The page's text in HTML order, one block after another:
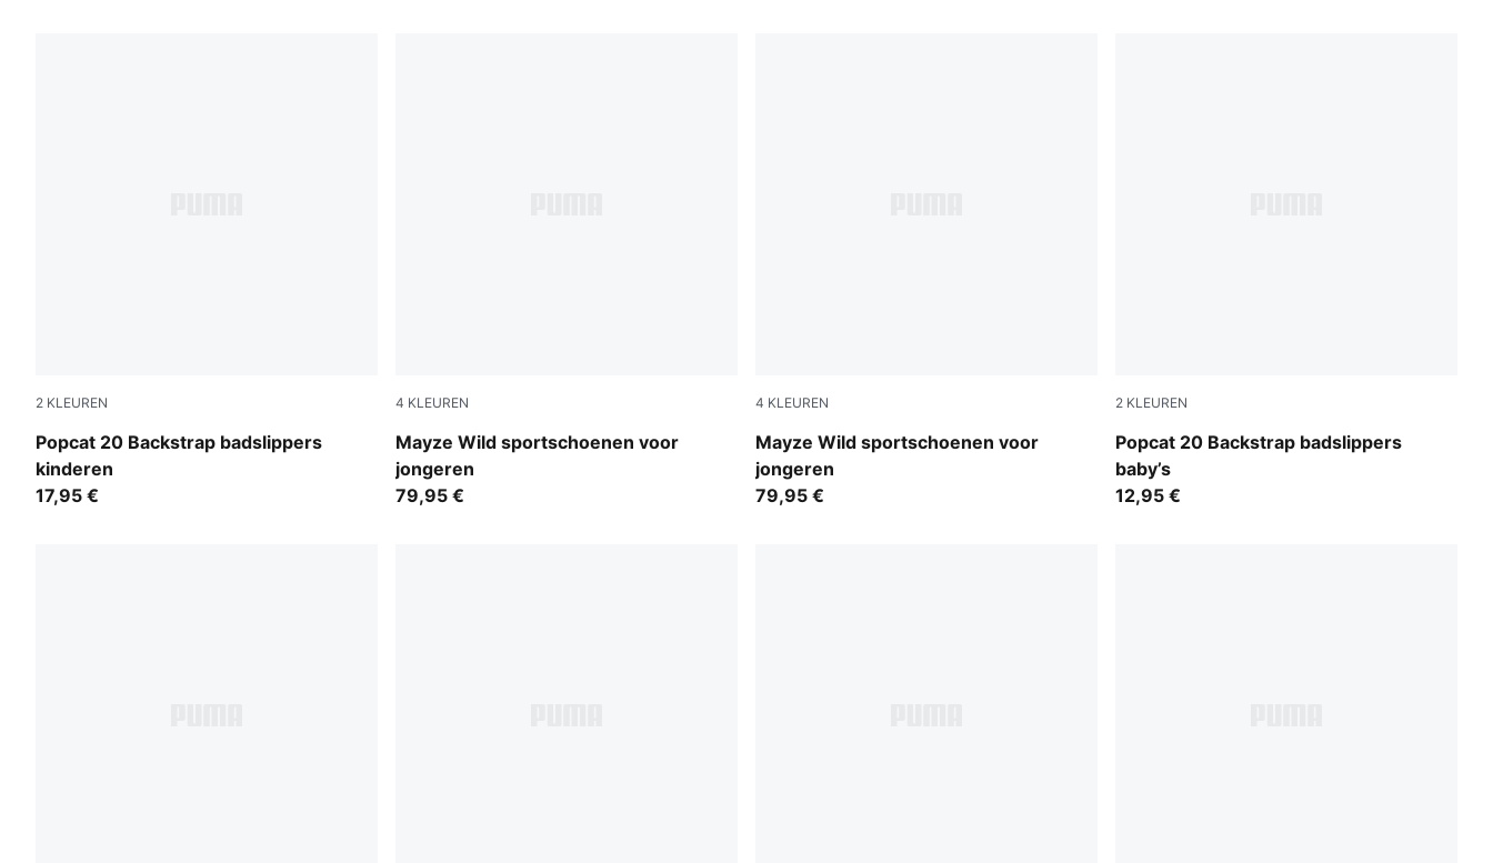
2 KLEUREN
Popcat 20 Backstrap badslippers
kinderen
PUMA White-Wild Pink-Wild Pink
17,95 €
4 KLEUREN
Mayze Wild sportschoenen voor
jongeren
Rich Cocoa
79,95 €
4 KLEUREN
Mayze Wild sportschoenen voor
jongeren
Powder Pink-PUMA White
79,95 €
2 KLEUREN
Popcat 20 Backstrap badslippers
baby’s
PUMA White-Green Fruit-Racing Blue
12,95 €